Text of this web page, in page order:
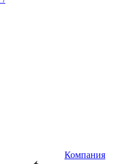
Компания